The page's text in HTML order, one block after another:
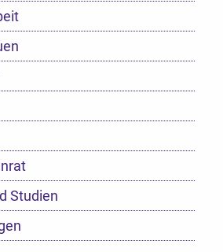
Studien